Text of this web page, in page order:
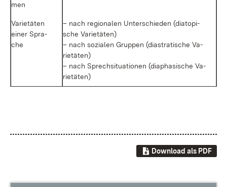
men
Va­rie­tä­ten
ei­ner Spra­
che
– nach re­gio­na­len Un­ter­schie­den (dia­to­pi­
sche Va­rie­tä­ten)
– nach so­zia­len Grup­pen (diastra­ti­sche Va­
rie­tä­ten)
– nach Sprech­si­tua­tio­nen (dia­pha­si­sche Va­
rie­tä­ten)
Download als PDF